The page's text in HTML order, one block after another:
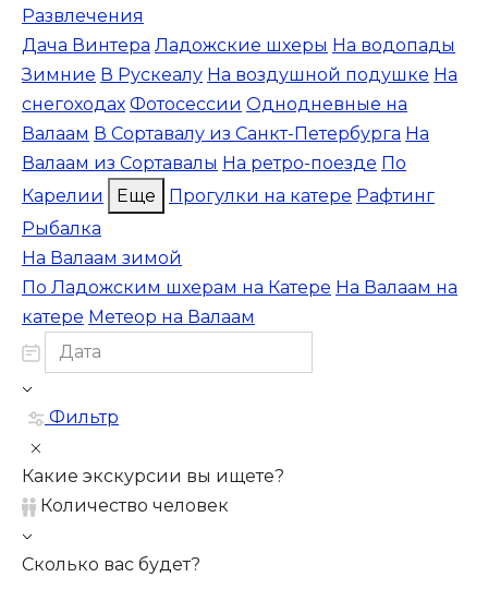
Развлечения
Дача Винтера Ладожские шхеры На водопады
Зимние В Рускеалу На воздушной подушке На
снегоходах Фотосессии Однодневные на
Валаам В Сортавалу из Санкт-Петербурга На
Валаам из Сортавалы На ретро-поезде По
Карелии
Еще Прогулки на катере Рафтинг
Рыбалка
На Валаам зимой
По Ладожским шхерам на Катере На Валаам на
катере Метеор на Валаам
Фильтр
Какие экскурсии вы ищете?
Количество человек
Сколько вас будет?